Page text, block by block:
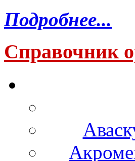
Подробнее...
Справочник